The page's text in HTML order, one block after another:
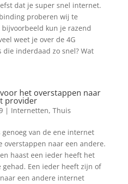
dat je super snel internet.
proberen wij te
kun je razend
weet je over de 4G
inderdaad zo snel? Wat
het overstappen naar
provider
| Internetten, Thuis
van de ene internet
overstappen naar een andere.
haast een ieder heeft het
Een ieder heeft zijn of
een andere internet